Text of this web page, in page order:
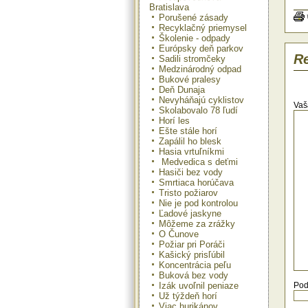
Bratislava
Porušené zásady
Recyklačný priemysel
Školenie - odpady
Európsky deň parkov
Sadili stromčeky
Medzinárodný odpad
Bukové pralesy
Deň Dunaja
Nevyháňajú cyklistov
Skolabovalo 78 ľudí
Horí les
Ešte stále horí
Zapálil ho blesk
Hasia vrtuľníkmi
Medvedica s deťmi
Hasiči bez vody
Smrtiaca horúčava
Tristo požiarov
Nie je pod kontrolou
Ľadové jaskyne
Môžeme za zrážky
O Čunove
Požiar pri Poráči
Kašický prisľúbil
Koncentrácia peľu
Buková bez vody
Izák uvoľnil peniaze
Už týždeň horí
ho